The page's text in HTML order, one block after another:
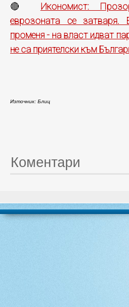
🔴 Икономист:
еврозоната се затваря.
променя - на власт идват
не са приятелски към
Източник: Блиц
Коментари